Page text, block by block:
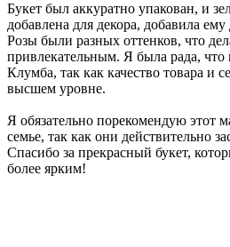
Букет был аккуратно упакован, и
добавлена для декора, добавила
Розы были разных оттенков, что
привлекательным. Я была рада,
Клумба, так как качество товара и
высшем уровне.
Я обязательно порекомендую этот
семье, так как они действительно
Спасибо за прекрасный букет,
более ярким!